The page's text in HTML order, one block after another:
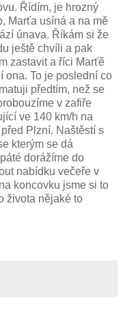
Řídím, je hrozný
Marťa usíná a na mě
únava. Říkám si že
ještě chvíli a pak
zastavit a říci Marťě
ona. To je poslední co
předtím, než se
v zafiře
ve 140 km/h na
Plzní. Naštěstí s
kterým se dá
dorážíme do
nabídku večeře v
koncovku jsme si to
života nějaké to